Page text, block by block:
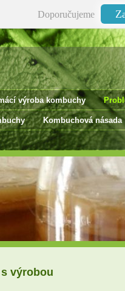
Doporučujeme
výroba kombuchy
Kombuchová násada
výrobou